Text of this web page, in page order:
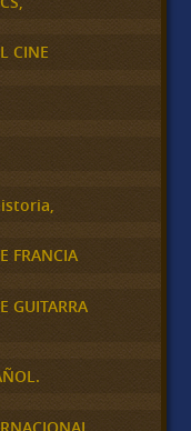
CINE
FRANCIA
GUITARRA